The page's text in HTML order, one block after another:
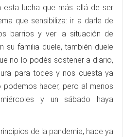
esta lucha que más allá de ser
que sensibiliza: ir a darle de
barrios y ver la situación de
su familia duele, también duele
no lo podés sostener a diario,
para todes y nos cuesta ya
hacer, pero al menos
y un sábado haya
de la pandemia, hace ya